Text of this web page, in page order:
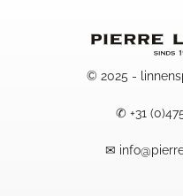
© 2025 -
✆ +31
✉